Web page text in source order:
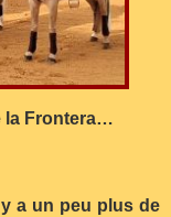
la Frontera…
a un peu plus de